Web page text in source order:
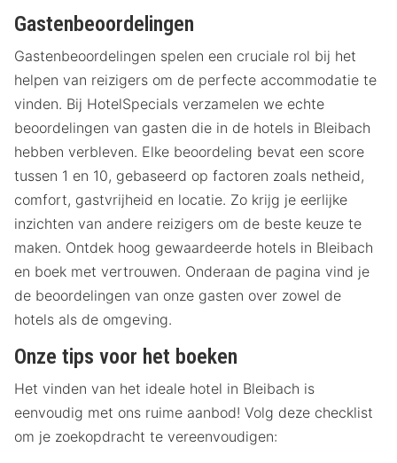
Gastenbeoordelingen
Gastenbeoordelingen spelen een cruciale rol bij het
helpen van reizigers om de perfecte accommodatie te
vinden. Bij HotelSpecials verzamelen we echte
beoordelingen van gasten die in de hotels in Bleibach
hebben verbleven. Elke beoordeling bevat een score
tussen 1 en 10, gebaseerd op factoren zoals netheid,
comfort, gastvrijheid en locatie. Zo krijg je eerlijke
inzichten van andere reizigers om de beste keuze te
maken. Ontdek hoog gewaardeerde hotels in Bleibach
en boek met vertrouwen. Onderaan de pagina vind je
de beoordelingen van onze gasten over zowel de
hotels als de omgeving.
Onze tips voor het boeken
Het vinden van het ideale hotel in Bleibach is
eenvoudig met ons ruime aanbod! Volg deze checklist
om je zoekopdracht te vereenvoudigen: